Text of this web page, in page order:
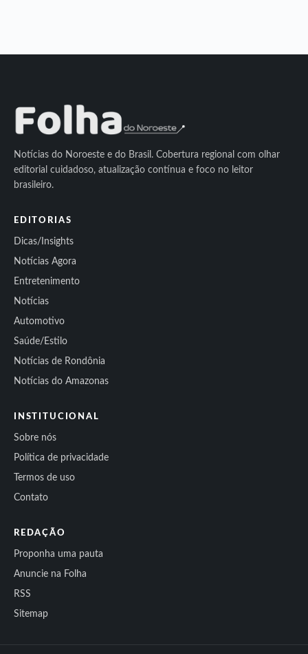
Notícias do Noroeste e do Brasil. Cobertura regional com olhar
editorial cuidadoso, atualização contínua e foco no leitor
brasileiro.
EDITORIAS
Dicas/Insights
Notícias Agora
Entretenimento
Notícias
Automotivo
Saúde/Estilo
Notícias de Rondônia
Notícias do Amazonas
INSTITUCIONAL
Sobre nós
Política de privacidade
Termos de uso
Contato
REDAÇÃO
Proponha uma pauta
Anuncie na Folha
RSS
Sitemap